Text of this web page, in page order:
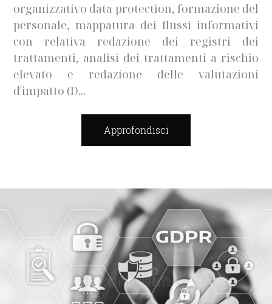
organizzativo data protection, formazione del
personale, mappatura dei flussi informativi
con relativa redazione dei registri dei
trattamenti, analisi dei trattamenti a rischio
elevato e redazione delle valutazioni
d'impatto (D...
Approfondisci